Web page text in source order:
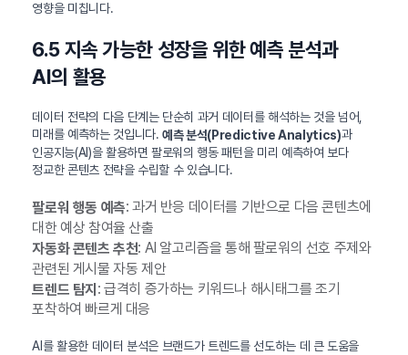
영향을 미칩니다.
6.5 지속 가능한 성장을 위한 예측 분석과
AI의 활용
데이터 전략의 다음 단계는 단순히 과거 데이터를 해석하는 것을 넘어,
미래를 예측하는 것입니다.예측 분석(Predictive Analytics)과
인공지능(AI)을 활용하면 팔로워의 행동 패턴을 미리 예측하여 보다
정교한 콘텐츠 전략을 수립할 수 있습니다.
팔로워 행동 예측: 과거 반응 데이터를 기반으로 다음 콘텐츠에
대한 예상 참여율 산출
자동화 콘텐츠 추천: AI 알고리즘을 통해 팔로워의 선호 주제와
관련된 게시물 자동 제안
트렌드 탐지 : 급격히 증가하는 키워드나 해시태그를 조기
포착하여 빠르게 대응
AI를 활용한 데이터 분석은 브랜드가 트렌드를 선도하는 데 큰 도움을